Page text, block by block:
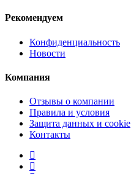
Рекомендуем
Конфиденциальность
Новости
Компания
Отзывы о компании
Правила и условия
Защита данных и cookie
Контакты